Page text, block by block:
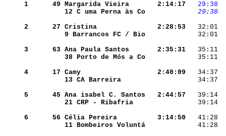
     1
     49
Margarida Vieira
  2:14:17
  29:38
12 C uma Perna às Co
  29:38
     2
     27
Cristina
  2:28:53
32:01
9 Barrancos FC / Bio
32:01
     3
     63
Ana Paula Santos
  2:35:31
35:11
38 Porto de Mós a Co
35:11
     4
     17
Camy
  2:40:09
34:37
13 CA Barreira
34:37
     5
     45
Ana isabel C. Santos
  2:44:57
39:14
21 CRP - Ribafria
39:14
     6
     56
Célia Pereira
  3:14:50
41:28
11 Bombeiros Voluntá
41:28